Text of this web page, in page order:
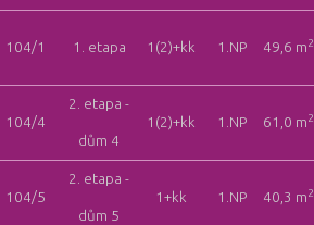
104/1 1. etapa 1(2)+kk 1.NP 49,6 m2
104/4
2. etapa -
dům 4
1(2)+kk 1.NP 61,0 m2
104/5
2. etapa -
dům 5
1+kk 1.NP 40,3 m2